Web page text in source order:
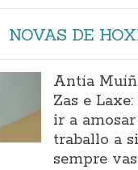
NOVAS DE
Antía
Zas e
ir a
traballo a
sempre